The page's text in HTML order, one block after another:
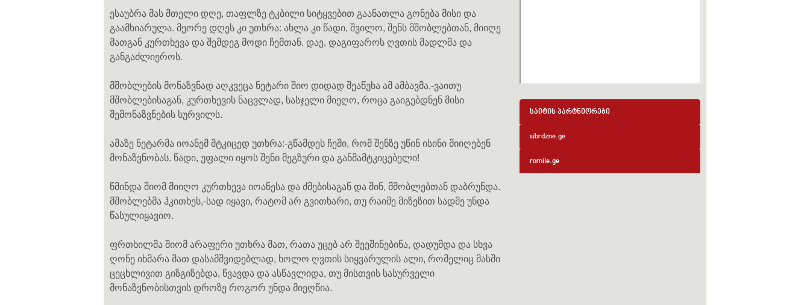
ესაუბრა მას მთელი დღე, თაფლზე ტკბილი სიტყვებით გაანათლა გონება მისი და
გაამხიარულა. მეორე დღეს კი უთხრა: ახლა კი წადი, შვილო, შენს მშობლებთან, მიიღე
მათგან კურთხევა და შემდეგ მოდი ჩემთან. დაე, დაგიფაროს ღვთის მადლმა და
განგაძლიეროს.
მშობლების მონაზვნად აღკვეცა ნეტარი შიო დიდად შეაწუხა ამ ამბავმა,-ვაითუ
მშობლებისაგან, კურთხევის ნაცვლად, სასჯელი მიეღო, როცა გაიგებდნენ მისი
შემონაზვნების სურვილს.
ამაზე ნეტარმა იოანემ მტკიცედ უთხრა:-გწამდეს ჩემი, რომ შენზე უწინ ისინი მიიღებენ
მონაზვნობას. წადი, უფალი იყოს შენი მეგზური და განმამტკიცებელი!
წმინდა შიომ მიიღო კურთხევა იოანესა და ძმებისაგან და შინ, მშობლებთან დაბრუნდა.
მშობლებმა ჰკითხეს,-სად იყავი, რატომ არ გვითხარი, თუ რაიმე მიზეზით სადმე უნდა
წასულიყავიო.
ფრთხილმა შიომ არაფერი უთხრა მათ, რათა უცებ არ შეეშინებინა, დადუმდა და სხვა
ღონე იხმარა მათ დასამშვიდებლად, ხოლო ღვთის სიყვარულის ალი, რომელიც მასში
ცეცხლივით გიზგიზებდა, წვავდა და ასწავლიდა, თუ მისთვის სასურველი
მონაზვნობისთვის დროზე როგორ უნდა მიეღწია.
საიტის პარტნიორები
sibrdzne.ge
romile.ge